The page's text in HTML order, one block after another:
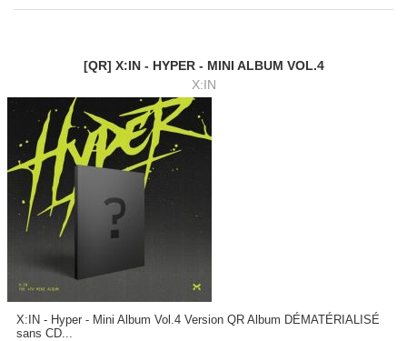
[QR] X:IN - HYPER - MINI ALBUM VOL.4
X:IN
X:IN - Hyper - Mini Album Vol.4 Version QR Album DÉMATÉRIALISÉ
sans CD...